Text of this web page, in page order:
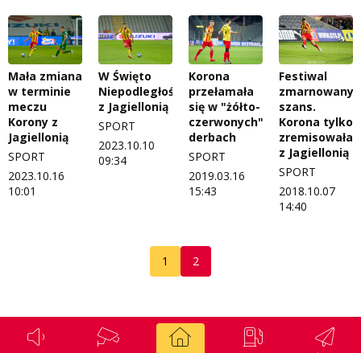
Mała zmiana
w terminie
meczu
Korony z
Jagiellonią
SPORT
2023.10.16
10:01
W Święto
Niepodległości
z Jagiellonią
SPORT
2023.10.10
09:34
Korona
przełamała
się w "żółto-
czerwonych"
derbach
SPORT
2019.03.16
15:43
Festiwal
szans.
Korona tylko
zremisowała
z Jagiellonią
SPORT
2018.10.07
14:40
1 2